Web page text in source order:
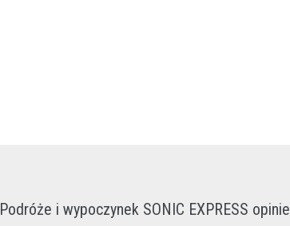
Podróże i wypoczynek SONIC EXPRESS opinie